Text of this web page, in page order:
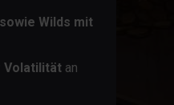
Wilds mit
an